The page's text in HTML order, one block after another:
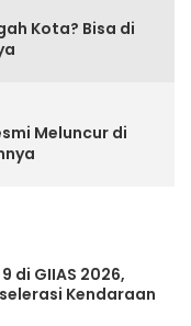
Kota? Bisa di
Meluncur di
di GIIAS 2026,
Kendaraan